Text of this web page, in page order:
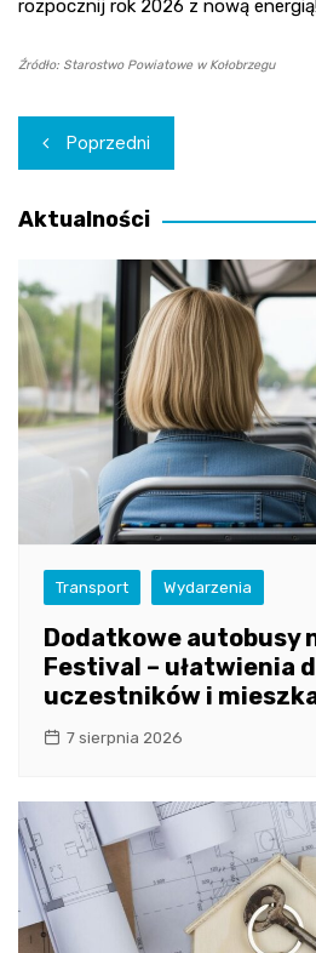
rozpocznij rok 2026 z nową
Źródło: Starostwo Powiatowe w Kołobrzegu
Nawigacja
wpisu
Poprzedni
Aktualności
Transport Wydarzenia
Dodatkowe autobusy
Festival – ułatwienia
uczestników i
7 sierpnia 2026